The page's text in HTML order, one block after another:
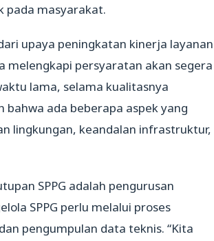
pada masyarakat.
upaya peningkatan kinerja layanan
melengkapi persyaratan akan segera
lama, selama kualitasnya
bahwa ada beberapa aspek yang
lingkungan, keandalan infrastruktur,
SPPG adalah pengurusan
SPPG perlu melalui proses
pengumpulan data teknis. “Kita